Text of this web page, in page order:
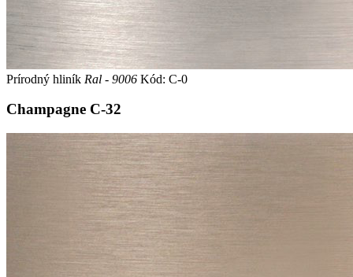
Prírodný hliník Ral - 9006 Kód: C-0
Champagne C-32